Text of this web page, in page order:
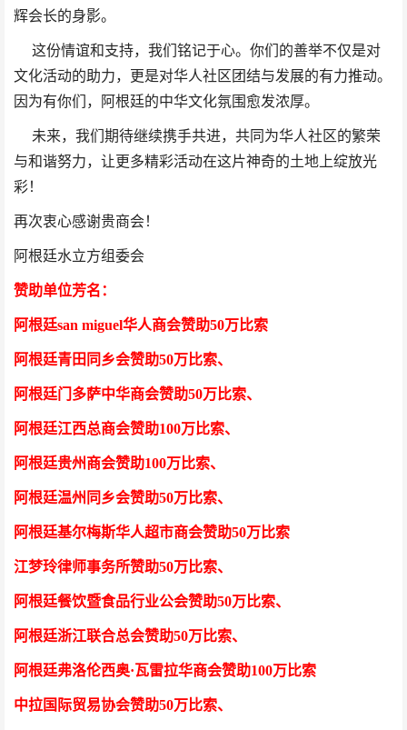
辉会长的身影。
这份情谊和支持，我们铭记于心。你们的善举不仅是对
文化活动的助力，更是对华人社区团结与发展的有力推动。
因为有你们，阿根廷的中华文化氛围愈发浓厚。
未来，我们期待继续携手共进，共同为华人社区的繁荣
与和谐努力，让更多精彩活动在这片神奇的土地上绽放光
彩！
再次衷心感谢贵商会！
阿根廷水立方组委会
赞助单位芳名：
阿根廷san miguel华人商会赞助50万比索
阿根廷青田同乡会赞助50万比索、
阿根廷门多萨中华商会赞助50万比索、
阿根廷江西总商会赞助100万比索、
阿根廷贵州商会赞助100万比索、
阿根廷温州同乡会赞助50万比索、
阿根廷基尔梅斯华人超市商会赞助50万比索
江梦玲律师事务所赞助50万比索、
阿根廷餐饮暨食品行业公会赞助50万比索、
阿根廷浙江联合总会赞助50万比索、
阿根廷弗洛伦西奥·瓦雷拉华商会赞助100万比索
中拉国际贸易协会赞助50万比索、